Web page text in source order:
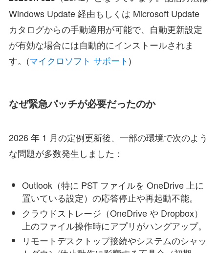
Windows Update 経由もしくは Microsoft Update
カタログからの手動適用が可能で、自動更新設定
が有効な場合には自動的にインストールされま
す。(マイクロソフト サポート)
なぜ緊急パッチが必要だったのか
2026 年 1 月の定例更新後、一部の環境で次のよう
な問題が多数発生しました：
Outlook（特に PST ファイルを OneDrive 上に
置いている設定）の応答停止や再起動不能。
クラウドストレージ（OneDrive や Dropbox）
上のファイル操作時にアプリがハングアップ。
リモートデスクトップ接続やシステムのシャッ